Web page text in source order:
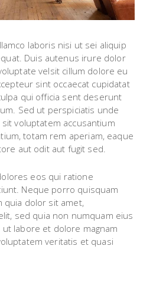
laboris nisi ut sei aliquip
Duis autenus irure dolor
velsit cillum dolore eu
sint occaecat cupidatat
qui officia sent deserunt
Sed ut perspiciatis unde
voluptatem accusantium
totam rem aperiam, eaque
aut odit aut fugit sed.
eos qui ratione
Neque porro quisquam
quia dolor sit amet,
sed quia non numquam eius
labore et dolore magnam
veritatis et quasi